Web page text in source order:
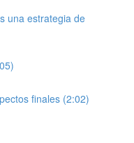
una estrategia de
finales (2:02)